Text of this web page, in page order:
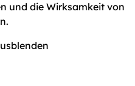
und die Wirksamkeit von